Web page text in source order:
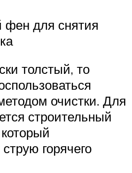
фен для снятия
толстый, то
очистки. Для
строительный
горячего